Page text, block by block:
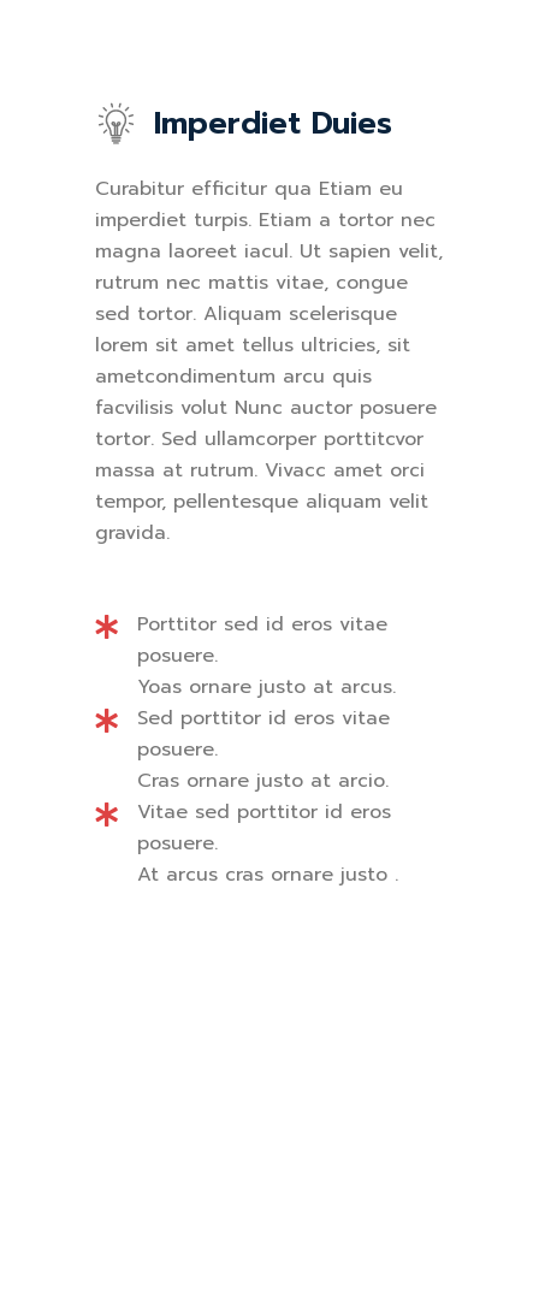
Imperdiet Duies
Curabitur efficitur qua Etiam eu
imperdiet turpis. Etiam a tortor nec
magna laoreet iacul. Ut sapien velit,
rutrum nec mattis vitae, congue
sed tortor. Aliquam scelerisque
lorem sit amet tellus ultricies, sit
ametcondimentum arcu quis
facvilisis volut Nunc auctor posuere
tortor. Sed ullamcorper porttitcvor
massa at rutrum. Vivacc amet orci
tempor, pellentesque aliquam velit
gravida.
Porttitor sed id eros vitae
posuere.
Yoas ornare justo at arcus.
Sed porttitor id eros vitae
posuere.
Cras ornare justo at arcio.
Vitae sed porttitor id eros
posuere.
At arcus cras ornare justo .